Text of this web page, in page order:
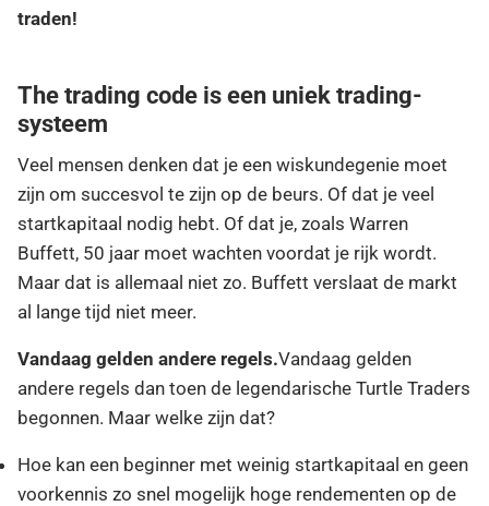
traden!
The trading code is een uniek trading-
systeem
Veel mensen denken dat je een wiskundegenie moet
zijn om succesvol te zijn op de beurs. Of dat je veel
startkapitaal nodig hebt. Of dat je, zoals Warren
Buffett, 50 jaar moet wachten voordat je rijk wordt.
Maar dat is allemaal niet zo. Buffett verslaat de markt
al lange tijd niet meer.
Vandaag gelden andere regels.Vandaag gelden
andere regels dan toen de legendarische Turtle Traders
begonnen. Maar welke zijn dat?
Hoe kan een beginner met weinig startkapitaal en geen
voorkennis zo snel mogelijk hoge rendementen op de